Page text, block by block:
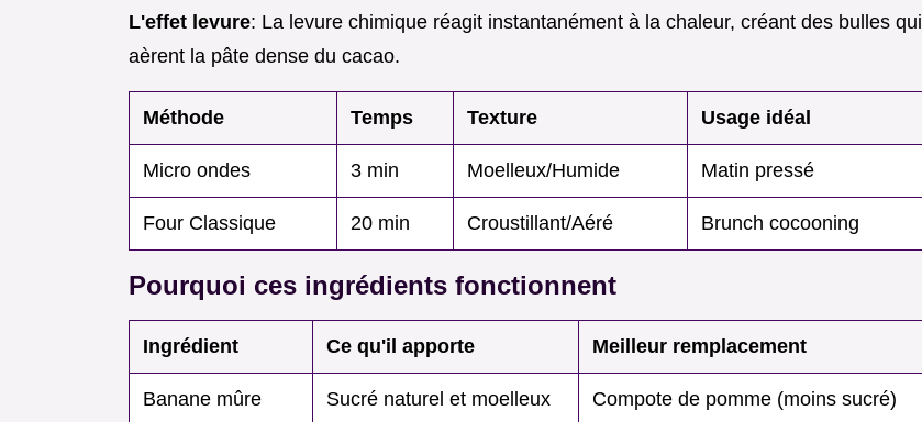
L'effet levure: La levure chimique réagit instantanément à la chaleur, créant des bulles qui
aèrent la pâte dense du cacao.
Méthode Temps Texture Usage idéal
Micro ondes 3 min Moelleux/Humide Matin pressé
Four Classique 20 min Croustillant/Aéré Brunch cocooning
Pourquoi ces ingrédients fonctionnent
Ingrédient Ce qu'il apporte Meilleur remplacement
Banane mûre Sucré naturel et moelleux Compote de pomme (moins sucré)